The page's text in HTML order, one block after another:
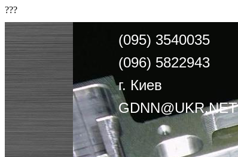
???
(095) 3540035
(096) 5822943
г. Киев
GDNN@UKR.NET